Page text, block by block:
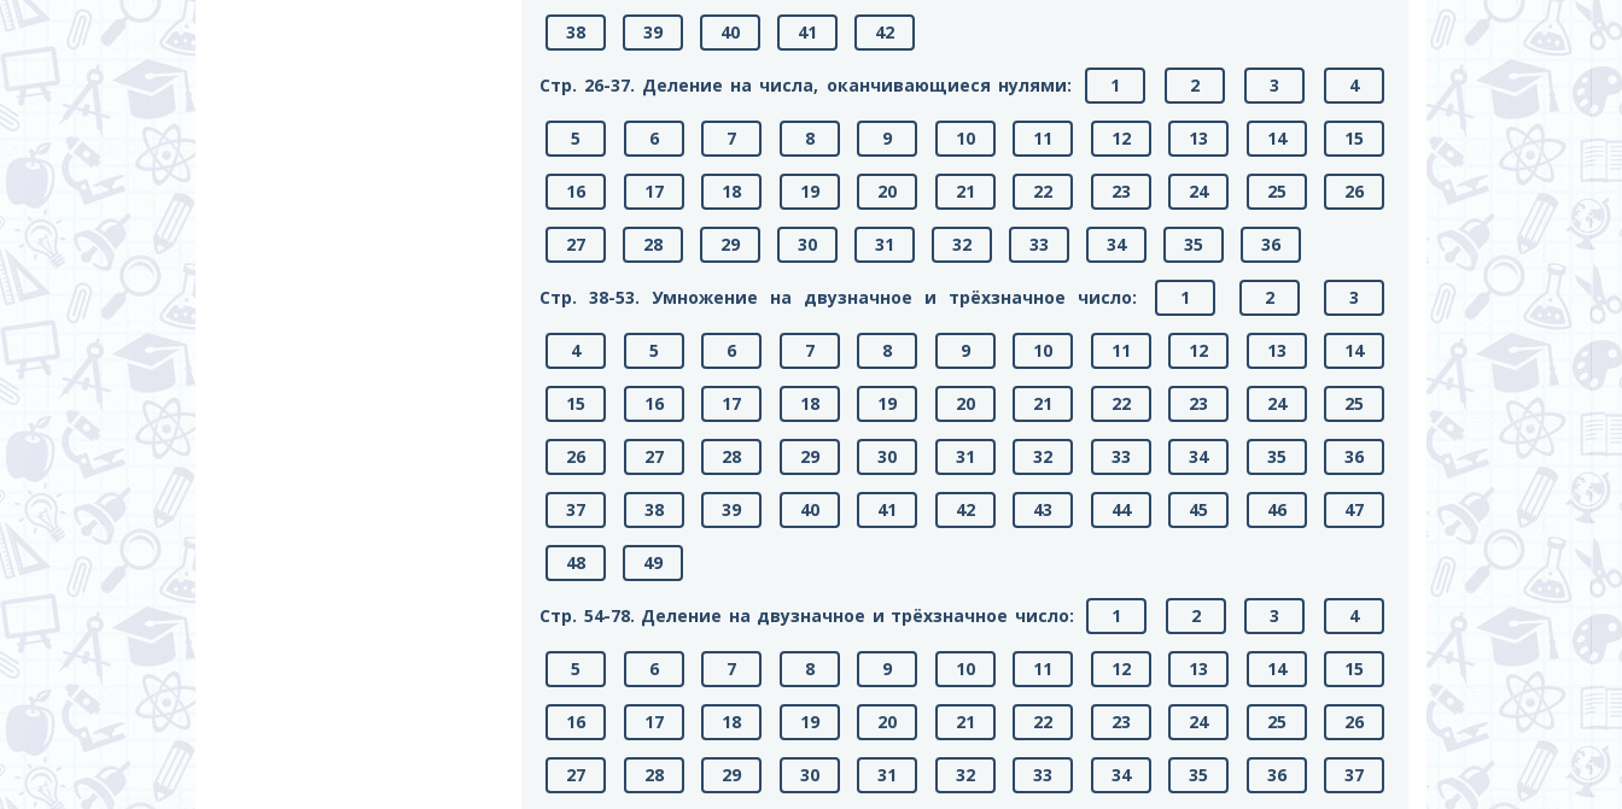
38 39 40 41 42
Стр. 26-37. Деление на числа, оканчивающиеся нулями: 1 2 3 4
5 6 7 8 9 10 11 12 13 14 15
16 17 18 19 20 21 22 23 24 25 26
27 28 29 30 31 32 33 34 35 36
Стр. 38-53. Умножение на двузначное и трёхзначное число: 1 2 3
4 5 6 7 8 9 10 11 12 13 14
15 16 17 18 19 20 21 22 23 24 25
26 27 28 29 30 31 32 33 34 35 36
37 38 39 40 41 42 43 44 45 46 47
48 49
Стр. 54-78. Деление на двузначное и трёхзначное число: 1 2 3 4
5 6 7 8 9 10 11 12 13 14 15
16 17 18 19 20 21 22 23 24 25 26
27 28 29 30 31 32 33 34 35 36 37